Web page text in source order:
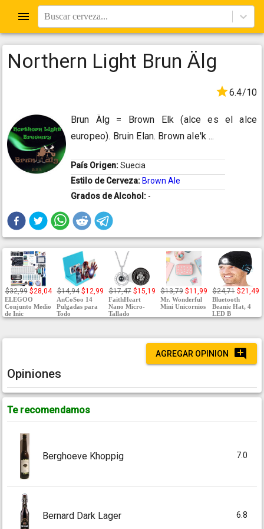
Buscar cerveza...
Northern Light Brun Älg
6.4/10
Brun Älg = Brown Elk (alce es el alce
europeo). Bruin Elan. Brown ale'k ...
País Origen:Suecia
Estilo de Cerveza: Brown Ale
Grados de Alcohol: -
$32,99 $28,04
ELEGOO
Conjunto Medio
de Inic
$14,94 $12,99
AnCoSoo 14
Pulgadas para
Todo
$17,47 $15,19
FaithHeart
Nano Micro-
Tallado
$13,79 $11,99
Mr. Wonderful
Mini Unicornios
$24,71 $21,49
Bluetooth
Beanie Hat, 4
LED B
AGREGAR OPINION
Opiniones
Te recomendamos
Berghoeve Khoppig 7.0
Bernard Dark Lager 6.8